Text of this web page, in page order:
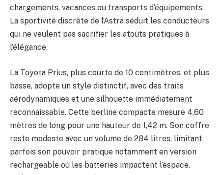
chargements, vacances ou transports d’équipements.
La sportivité discrète de l’Astra séduit les conducteurs
qui ne veulent pas sacrifier les atouts pratiques à
l’élégance.
La Toyota Prius, plus courte de 10 centimètres, et plus
basse, adopte un style distinctif, avec des traits
aérodynamiques et une silhouette immédiatement
reconnaissable. Cette berline compacte mesure 4,60
mètres de long pour une hauteur de 1,42 m. Son coffre
reste modeste avec un volume de 284 litres, limitant
parfois son pouvoir pratique notamment en version
rechargeable où les batteries impactent l’espace.